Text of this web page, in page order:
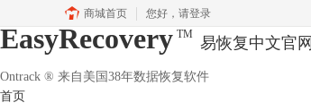
商城首页 您好， 请登录
EasyRecovery TM 易恢复中文官网
Ontrack ® 来自美国38年数据恢复软件
首页